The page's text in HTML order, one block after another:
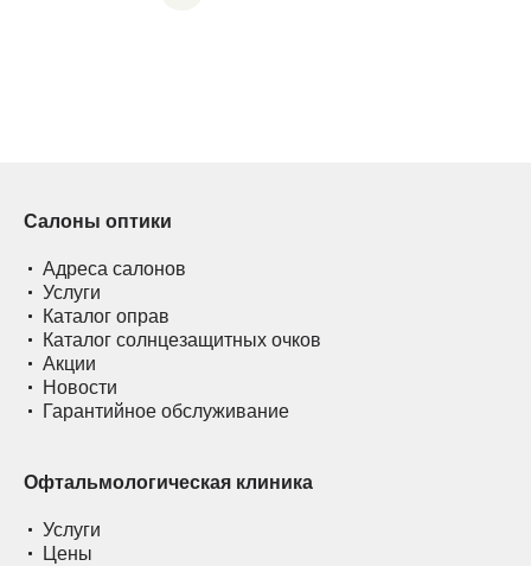
Салоны оптики
Адреса салонов
Услуги
Каталог оправ
Каталог солнцезащитных очков
Акции
Новости
Гарантийное обслуживание
Офтальмологическая клиника
Услуги
Цены